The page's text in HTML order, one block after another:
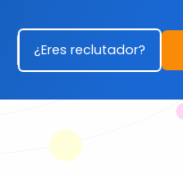
¿Eres reclutador?